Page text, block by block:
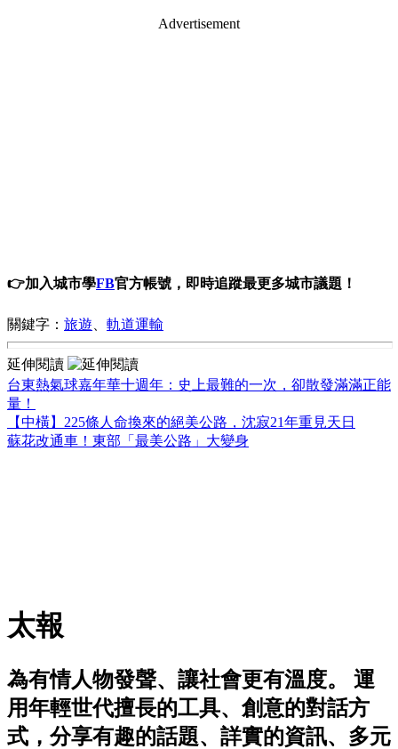
Advertisement
👉加入城市學FB官方帳號，即時追蹤最更多城市議題！
關鍵字： 旅遊 軌道運輸
延伸閱讀
台東熱氣球嘉年華十週年：史上最難的一次，卻散發滿滿正能
量！
【中橫】225條人命換來的絕美公路，沈寂21年重見天日
蘇花改通車！東部「最美公路」大變身
太報
為有情人物發聲、讓社會更有溫度。 運
用年輕世代擅長的工具、創意的對話方
式，分享有趣的話題、詳實的資訊、多元